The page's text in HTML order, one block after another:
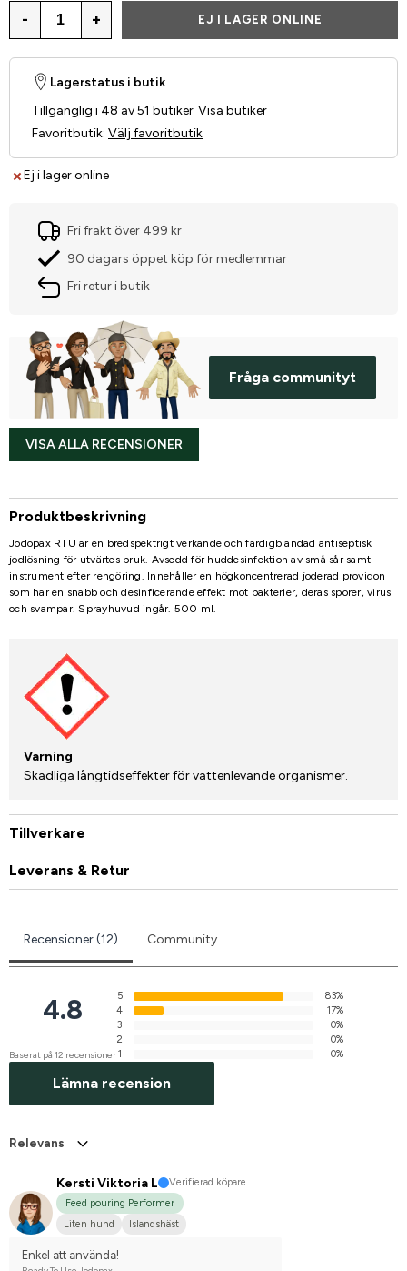
- + EJ I LAGER ONLINE
Ej i lager online
Lagerstatus i butik
Tillgänglig i 48 av 51 butiker Visa butiker
Favoritbutik: Välj favoritbutik
Fri frakt över 499 kr
90 dagars öppet köp för medlemmar
Fri retur i butik
Fråga communityt
VISA ALLA RECENSIONER
Produktbeskrivning
Jodopax RTU är en bredspektrigt verkande och färdigblandad antiseptisk
jodlösning för utvärtes bruk. Avsedd för huddesinfektion av små sår samt
instrument efter rengöring. Innehåller en högkoncentrerad joderad providon
som har en snabb och desinficerande effekt mot bakterier, deras sporer, virus
och svampar. Sprayhuvud ingår. 500 ml.
Varning
Skadliga långtidseffekter för vattenlevande organismer.
Tillverkare
Leverans & Retur
Recensioner (12) Community
4.8
Baserat på 12 recensioner
5
83%
4
17%
3
0%
2
0%
1
0%
Lämna recension
Relevans
Kersti Viktoria L
Verifierad köpare
Feed pouring Performer
Liten hund
Islandshäst
Enkel att använda!